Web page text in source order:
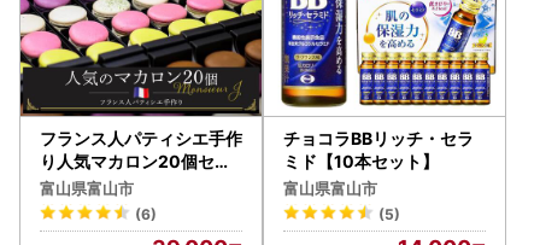
フランス人パティシエ手作
り人気マカロン20個セッ
ト
富山県富山市
(6)
チョコラBBリッチ・セラ
ミド【10本セット】
富山県富山市
(5)